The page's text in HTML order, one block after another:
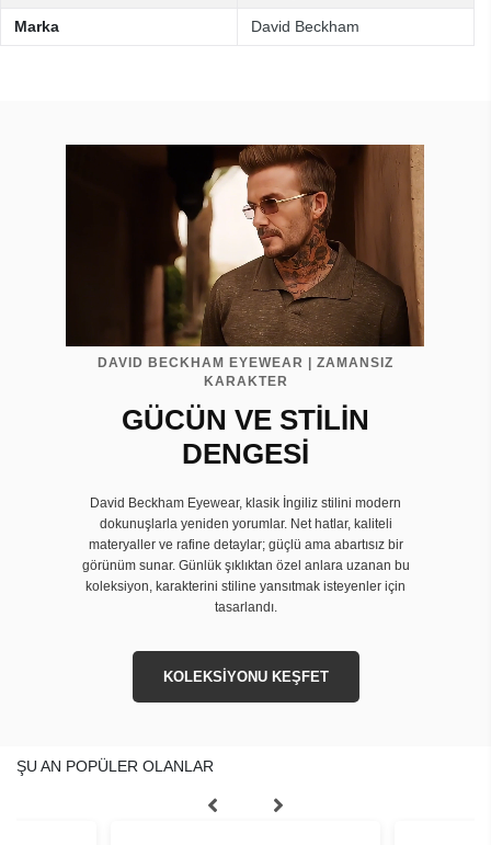
Marka David Beckham
DAVID BECKHAM EYEWEAR | ZAMANSIZ
KARAKTER
GÜCÜN VE STİLİN
DENGESİ
David Beckham Eyewear, klasik İngiliz stilini modern
dokunuşlarla yeniden yorumlar. Net hatlar, kaliteli
materyaller ve rafine detaylar; güçlü ama abartısız bir
görünüm sunar. Günlük şıklıktan özel anlara uzanan bu
koleksiyon, karakterini stiline yansıtmak isteyenler için
tasarlandı.
KOLEKSİYONU KEŞFET
ŞU AN POPÜLER OLANLAR